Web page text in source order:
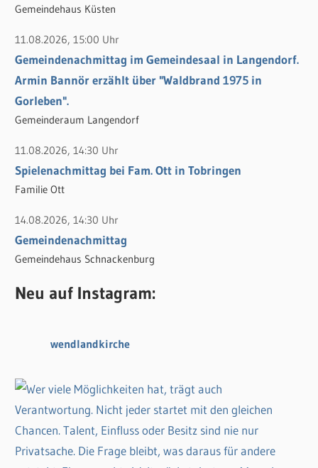
:Gemeindehaus Küsten
11.08.2026, 15:00 Uhr
Gemeindenachmittag im Gemeindesaal in Langendorf.
Armin Bannör erzählt über "Waldbrand 1975 in
Gorleben".
Gemeinderaum Langendorf
11.08.2026, 14:30 Uhr
Spielenachmittag bei Fam. Ott in Tobringen
Familie Ott
14.08.2026, 14:30 Uhr
Gemeindenachmittag
Gemeindehaus Schnackenburg
Neu auf Instagram:
wendlandkirche